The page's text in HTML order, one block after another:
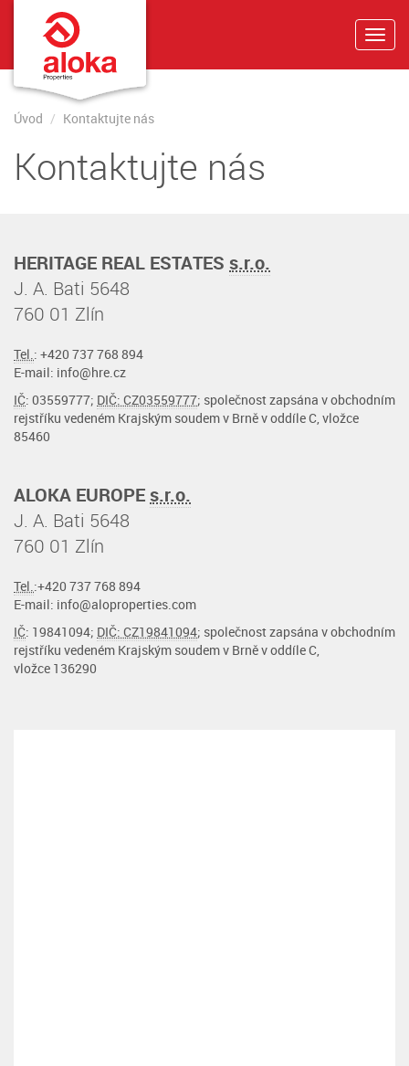
Úvod Kontaktujte nás
Kontaktujte nás
HERITAGE REAL ESTATES s.r.o.
J. A. Bati 5648
760 01 Zlín
Tel.: +420 737 768 894
E-mail: info@hre.cz
IČ: 03559777; DIČ: CZ03559777; společnost zapsána v obchodním
rejstříku vedeném Krajským soudem v Brně v oddíle C, vložce
85460
ALOKA EUROPEs.r.o.
J. A. Bati 5648
760 01 Zlín
Tel.:+420 737 768 894
E-mail: info@aloproperties.com
IČ: 19841094; DIČ: CZ19841094; společnost zapsána v obchodním
rejstříku vedeném Krajským soudem v Brně v oddíle C,
vložce 136290